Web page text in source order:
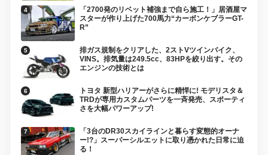
「2700発のリベット補強まで自ら施工！」居酒屋マ
スターが作り上げた700馬力“カーボンケブラーGT-
R”
排ガス規制をクリアした、2ストVツインバイク、
VINS。排気量は249.5cc、83HPを絞り出す。その
エンジンの技術とは
トヨタ 新型ハリアーがさらに精悍に! モデリスタ＆
TRDが専用カスタムパーツを一斉発売、スポーティ
さを大幅パワーアップ!
「3台のDR30スカイラインと暮らす変態的オーナ
ー!?」スーパーシルエットに取り憑かれた日常に迫
る！